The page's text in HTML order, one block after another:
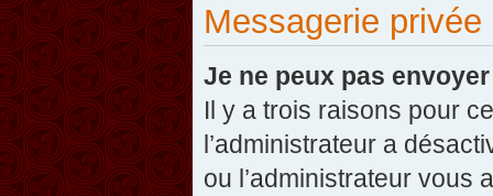
Messagerie privée
Je ne peux pas
Il y a trois raisons pour
l’administrateur a
ou l’administrateur vous